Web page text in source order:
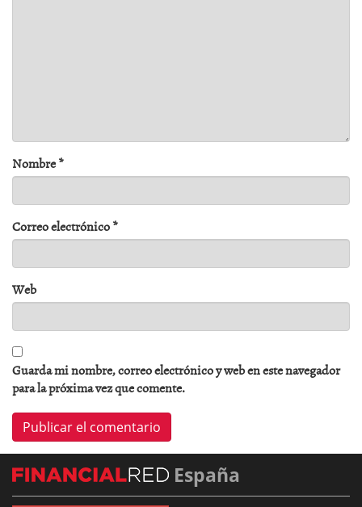
Nombre*
Correo electrónico*
Web
Guarda mi nombre, correo electrónico y web en este navegador
para la próxima vez que comente.
España